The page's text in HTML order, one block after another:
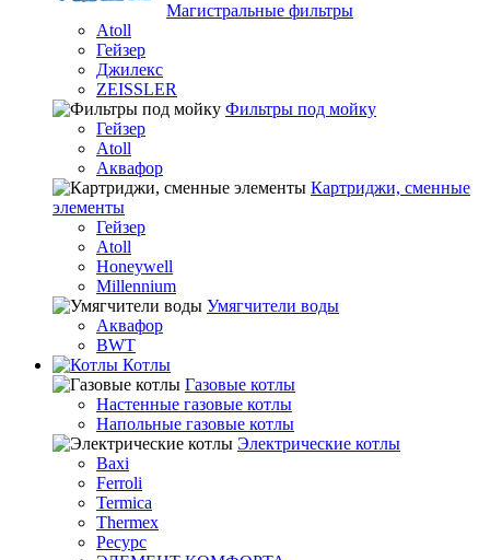
Магистральные фильтры
Atoll
Гейзер
Джилекс
ZEISSLER
Фильтры под мойку
Гейзер
Atoll
Аквафор
Картриджи, сменные
элементы
Гейзер
Atoll
Honeywell
Millennium
Умягчители воды
Аквафор
BWT
Котлы
Гaзовые котлы
Настенные газовые котлы
Напольные газовые котлы
Электрические котлы
Baxi
Ferroli
Termica
Thermex
Ресурс